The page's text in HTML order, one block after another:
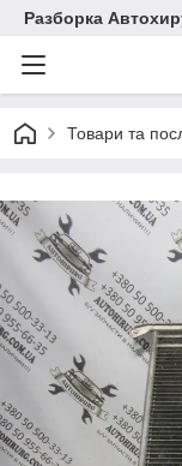
Разборка
Товари та